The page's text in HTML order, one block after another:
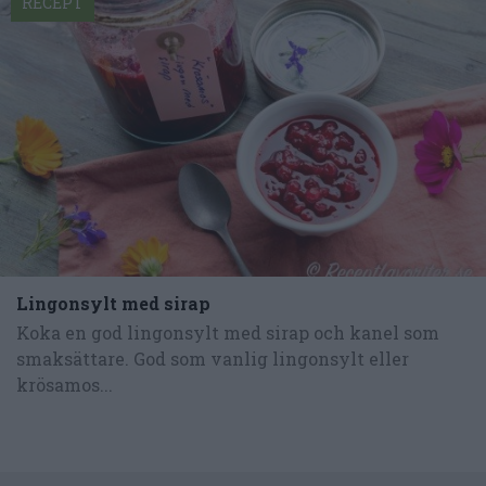
Lingonsylt med sirap
Koka en god lingonsylt med sirap och kanel som
smaksättare. God som vanlig lingonsylt eller
krösamos...